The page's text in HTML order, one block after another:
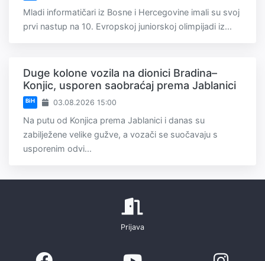
Mladi informatičari iz Bosne i Hercegovine imali su svoj
prvi nastup na 10. Evropskoj juniorskoj olimpijadi iz...
Duge kolone vozila na dionici Bradina–
Konjic, usporen saobraćaj prema Jablanici
BiH 03.08.2026 15:00
Na putu od Konjica prema Jablanici i danas su
zabilježene velike gužve, a vozači se suočavaju s
usporenim odvi...
Prijava